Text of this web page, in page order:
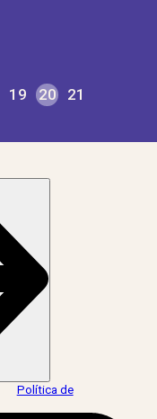
19 20 21
Política de